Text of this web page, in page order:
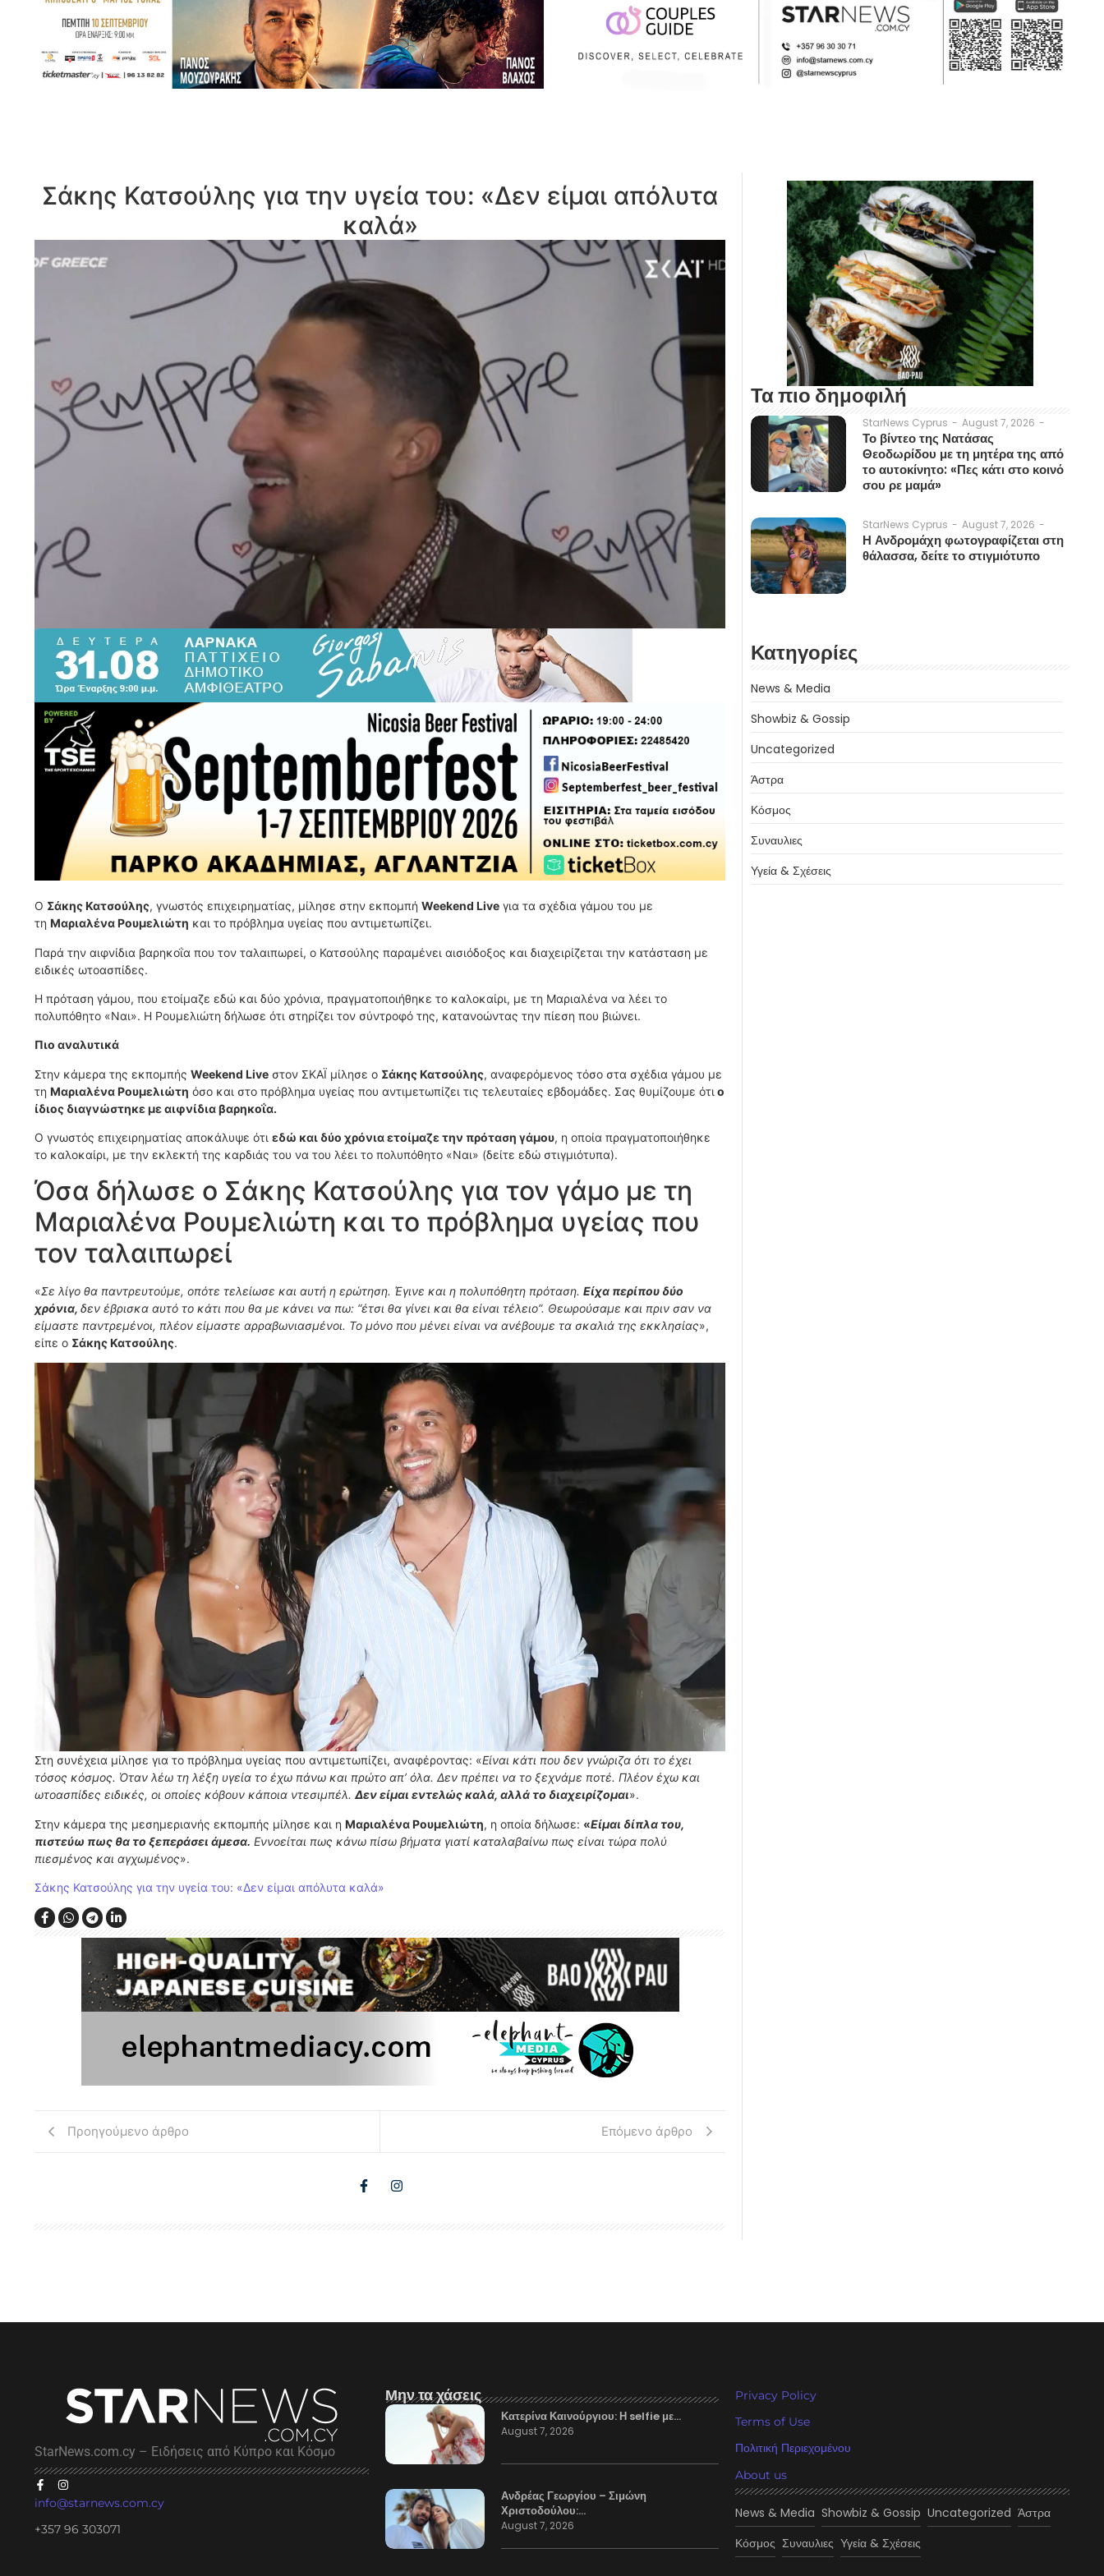
Σάκης Κατσούλης για την υγεία του: «Δεν είμαι απόλυτα
καλά»
Ο Σάκης Κατσούλης, γνωστός επιχειρηματίας, μίλησε στην εκπομπή Weekend Live για τα σχέδια γάμου του με
τη Μαριαλένα Ρουμελιώτη και το πρόβλημα υγείας που αντιμετωπίζει.
Παρά την αιφνίδια βαρηκοΐα που τον ταλαιπωρεί, ο Κατσούλης παραμένει αισιόδοξος και διαχειρίζεται την κατάσταση με
ειδικές ωτοασπίδες.
Η πρόταση γάμου, που ετοίμαζε εδώ και δύο χρόνια, πραγματοποιήθηκε το καλοκαίρι, με τη Μαριαλένα να λέει το
πολυπόθητο «Ναι». Η Ρουμελιώτη δήλωσε ότι στηρίζει τον σύντροφό της, κατανοώντας την πίεση που βιώνει.
Πιο αναλυτικά
Στην κάμερα της εκπομπής Weekend Live στον ΣΚΑΪ μίλησε ο Σάκης Κατσούλης, αναφερόμενος τόσο στα σχέδια γάμου με
τη Μαριαλένα Ρουμελιώτη όσο και στο πρόβλημα υγείας που αντιμετωπίζει τις τελευταίες εβδομάδες. Σας θυμίζουμε ότι ο
ίδιος διαγνώστηκε με αιφνίδια βαρηκοΐα.
Ο γνωστός επιχειρηματίας αποκάλυψε ότι εδώ και δύο χρόνια ετοίμαζε την πρόταση γάμου, η οποία πραγματοποιήθηκε
το καλοκαίρι, με την εκλεκτή της καρδιάς του να του λέει το πολυπόθητο «Ναι» (δείτε εδώ στιγμιότυπα).
Όσα δήλωσε ο Σάκης Κατσούλης για τον γάμο με τη
Μαριαλένα Ρουμελιώτη και το πρόβλημα υγείας που
τον ταλαιπωρεί
«Σε λίγο θα παντρευτούμε, οπότε τελείωσε και αυτή η ερώτηση. Έγινε και η πολυπόθητη πρόταση. Είχα περίπου δύο
χρόνια, δεν έβρισκα αυτό το κάτι που θα με κάνει να πω: “έτσι θα γίνει και θα είναι τέλειο”. Θεωρούσαμε και πριν σαν να
είμαστε παντρεμένοι, πλέον είμαστε αρραβωνιασμένοι. Το μόνο που μένει είναι να ανέβουμε τα σκαλιά της εκκλησίας»,
είπε ο Σάκης Κατσούλης.
Στη συνέχεια μίλησε για το πρόβλημα υγείας που αντιμετωπίζει, αναφέροντας: «Είναι κάτι που δεν γνώριζα ότι το έχει
τόσος κόσμος. Όταν λέω τη λέξη υγεία το έχω πάνω και πρώτο απ’ όλα. Δεν πρέπει να το ξεχνάμε ποτέ. Πλέον έχω και
ωτοασπίδες ειδικές, οι οποίες κόβουν κάποια ντεσιμπέλ. Δεν είμαι εντελώς καλά, αλλά το διαχειρίζομαι».
Στην κάμερα της μεσημεριανής εκπομπής μίλησε και η Μαριαλένα Ρουμελιώτη, η οποία δήλωσε: «Είμαι δίπλα του,
πιστεύω πως θα το ξεπεράσει άμεσα. Εννοείται πως κάνω πίσω βήματα γιατί καταλαβαίνω πως είναι τώρα πολύ
πιεσμένος και αγχωμένος».
Σάκης Κατσούλης για την υγεία του: «Δεν είμαι απόλυτα καλά»
Προηγούμενο άρθρο Επόμενο άρθρο
Τα πιο δημοφιλή
StarNews Cyprus - August 7, 2026 -
Το βίντεο της Νατάσας
Θεοδωρίδου με τη μητέρα της από
το αυτοκίνητο: «Πες κάτι στο κοινό
σου ρε μαμά»
StarNews Cyprus - August 7, 2026 -
Η Ανδρομάχη φωτογραφίζεται στη
θάλασσα, δείτε το στιγμιότυπο
Κατηγορίες
News & Media
Showbiz & Gossip
Uncategorized
Άστρα
Κόσμος
Συναυλιες
Υγεία & Σχέσεις
StarNews.com.cy – Ειδήσεις από Κύπρο και Κόσμο
info@starnews.com.cy
+357 96 303071
Μην τα χάσεις
Κατερίνα Καινούργιου: Η selfie με…
August 7, 2026
Ανδρέας Γεωργίου – Σιμώνη
Χριστοδούλου:…
August 7, 2026
Privacy Policy
Terms of Use
Πολιτική Περιεχομένου
About us
News & Media Showbiz & Gossip Uncategorized Άστρα
Κόσμος Συναυλιες Υγεία & Σχέσεις